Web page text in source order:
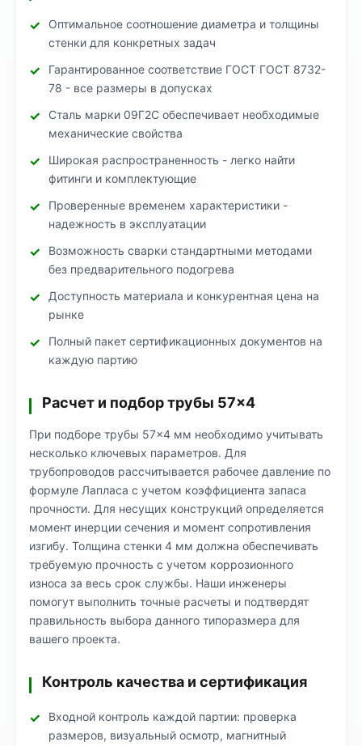
Оптимальное соотношение диаметра и толщины
стенки для конкретных задач
Гарантированное соответствие ГОСТ ГОСТ 8732-
78 - все размеры в допусках
Сталь марки 09Г2С обеспечивает необходимые
механические свойства
Широкая распространенность - легко найти
фитинги и комплектующие
Проверенные временем характеристики -
надежность в эксплуатации
Возможность сварки стандартными методами
без предварительного подогрева
Доступность материала и конкурентная цена на
рынке
Полный пакет сертификационных документов на
каждую партию
Расчет и подбор трубы 57×4
При подборе трубы 57×4 мм необходимо учитывать
несколько ключевых параметров. Для
трубопроводов рассчитывается рабочее давление по
формуле Лапласа с учетом коэффициента запаса
прочности. Для несущих конструкций определяется
момент инерции сечения и момент сопротивления
изгибу. Толщина стенки 4 мм должна обеспечивать
требуемую прочность с учетом коррозионного
износа за весь срок службы. Наши инженеры
помогут выполнить точные расчеты и подтвердят
правильность выбора данного типоразмера для
вашего проекта.
Контроль качества и сертификация
Входной контроль каждой партии: проверка
размеров, визуальный осмотр, магнитный